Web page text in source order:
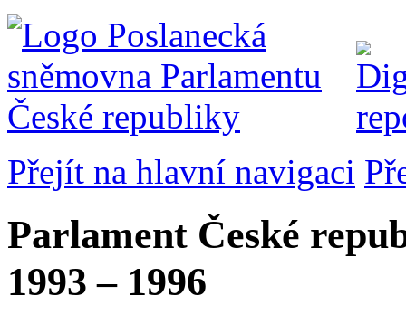
Přejít na hlavní navigaci
Parlament České
1993 – 1996